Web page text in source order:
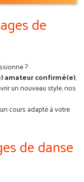
de
?
amateur confirmé(e),
un nouveau style, nos
cours adapté à votre
de danse